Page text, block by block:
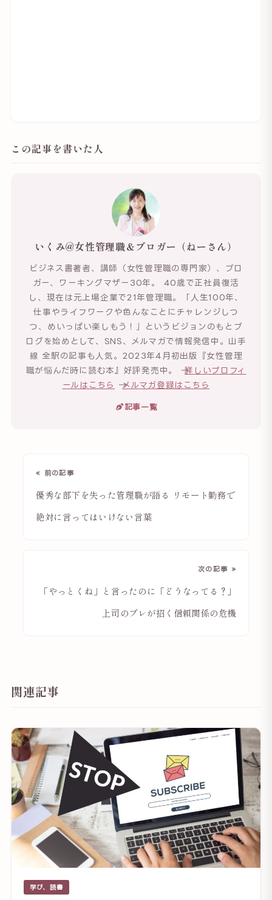
この記事を書いた人
いくみ@女性管理職＆ブロガー（ねーさん）
ビジネス書著者、講師（女性管理職の専門家）、ブロ
ガー、ワーキングマザー30年。 40歳で正社員復活
し、現在は元上場企業で21年管理職。「人生100年、
仕事やライフワークや色んなことにチャレンジしつ
つ、めいっぱい楽しもう！」というビジョンのもとブ
ログを始めとして、SNS、メルマガで情報発信中。山手
線 全駅の記事も人気。2023年4月初出版『女性管理
職が悩んだ時に読む本』好評発売中。 →詳しいプロフィ
ールはこちら
→メルマガ登録はこちら
記事一覧
« 前の記事
優秀な部下を失った管理職が語る リモート勤務で
絶対に言ってはいけない言葉
次の記事 »
「やっとくね」と言ったのに「どうなってる？」
上司のブレが招く信頼関係の危機
関連記事
学び、読書